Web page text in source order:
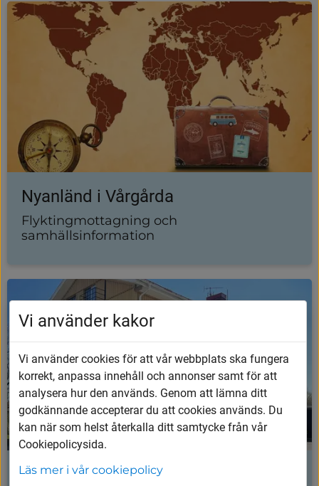
Nyanländ i Vårgårda
Flyktingmottagning och
samhällsinformation
Mötesplatser
Vi använder kakor
Vi använder cookies för att vår webbplats ska fungera
korrekt, anpassa innehåll och annonser samt för att
analysera hur den används. Genom att lämna ditt
godkännande accepterar du att cookies används. Du
kan när som helst återkalla ditt samtycke från vår
Cookiepolicysida.
Läs mer i vår cookiepolicy